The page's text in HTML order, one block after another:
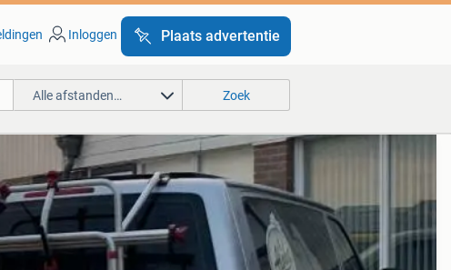
Inloggen Plaats advertentie
Alle afstanden… Zoek